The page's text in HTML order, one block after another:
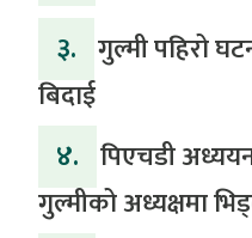
३. गुल्मी पहिरो
बिदाई
४. पिएचडी
गुल्मीको अध्यक्षमा